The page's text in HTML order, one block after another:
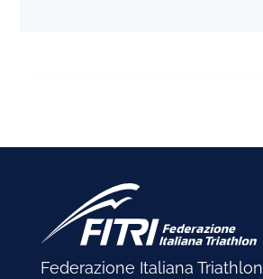
Federazione Italiana Triathlon